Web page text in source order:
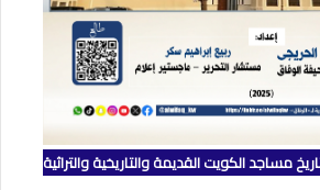
مساجد الكويت القديمة والتاريخية والتراثية